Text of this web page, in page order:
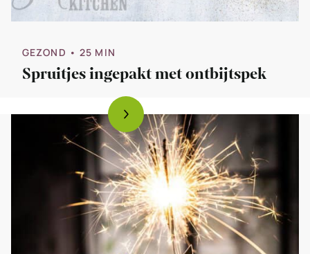
GEZOND • 25 MIN
Spruitjes ingepakt met ontbijtspek